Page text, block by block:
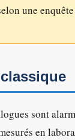
une
sont
en